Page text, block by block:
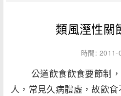
綜合
類風溼性關
時間: 2011-
公道飲食飲食要節制，
人，常見久病體虛，故飲